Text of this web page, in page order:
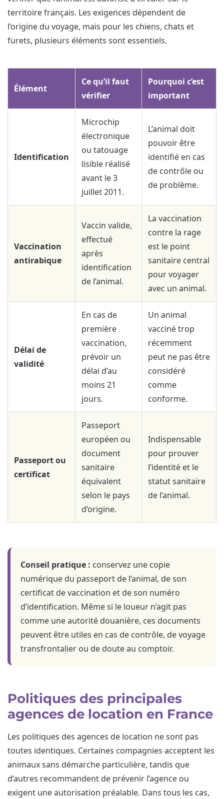
territoire français. Les exigences dépendent de
l’origine du voyage, mais pour les chiens, chats et
furets, plusieurs éléments sont essentiels.
Élément
Ce qu’il faut
vérifier
Pourquoi c’est
important
Identification
Microchip
électronique
ou tatouage
lisible réalisé
avant le 3
juillet 2011.
L’animal doit
pouvoir être
identifié en cas
de contrôle ou
de problème.
Vaccination
antirabique
Vaccin valide,
effectué
après
identification
de l’animal.
La vaccination
contre la rage
est le point
sanitaire central
pour voyager
avec un animal.
Délai de
validité
En cas de
première
vaccination,
prévoir un
délai d’au
moins 21
jours.
Un animal
vacciné trop
récemment
peut ne pas être
considéré
comme
conforme.
Passeport ou
certificat
Passeport
européen ou
document
sanitaire
équivalent
selon le pays
d’origine.
Indispensable
pour prouver
l’identité et le
statut sanitaire
de l’animal.
Conseil pratique : conservez une copie
numérique du passeport de l’animal, de son
certificat de vaccination et de son numéro
d’identification. Même si le loueur n’agit pas
comme une autorité douanière, ces documents
peuvent être utiles en cas de contrôle, de voyage
transfrontalier ou de doute au comptoir.
Politiques des principales
agences de location en France
Les politiques des agences de location ne sont pas
toutes identiques. Certaines compagnies acceptent les
animaux sans démarche particulière, tandis que
d’autres recommandent de prévenir l’agence ou
exigent une autorisation préalable. Dans tous les cas,